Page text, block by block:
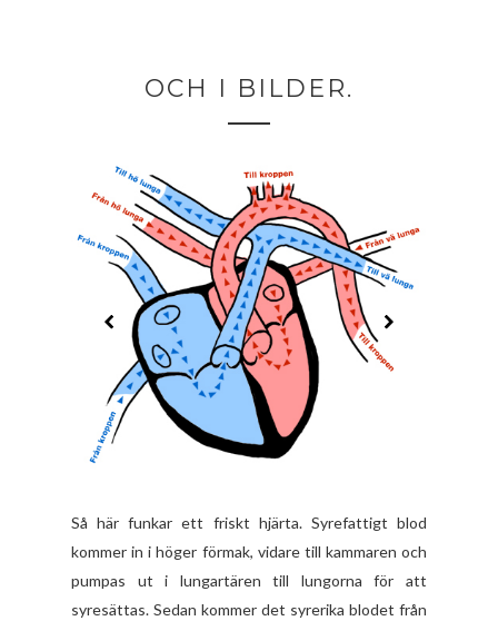
OCH I BILDER.
Så här funkar ett friskt hjärta. Syrefattigt blod
kommer in i höger förmak, vidare till kammaren och
pumpas ut i lungartären till lungorna för att
syresättas. Sedan kommer det syrerika blodet från